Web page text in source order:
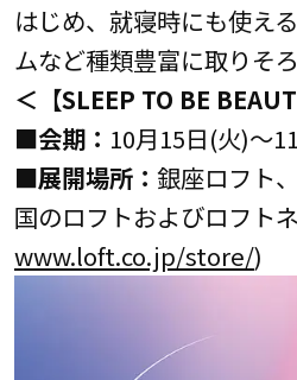
はじめ、就寝時にも使え
ムなど種類豊富に取りそろ
＜【SLEEP TO BE
■会期： 10月15日(火)～
■展開場所： 銀座ロフト
国のロフトおよびロフト
www.loft.co.jp/store/)